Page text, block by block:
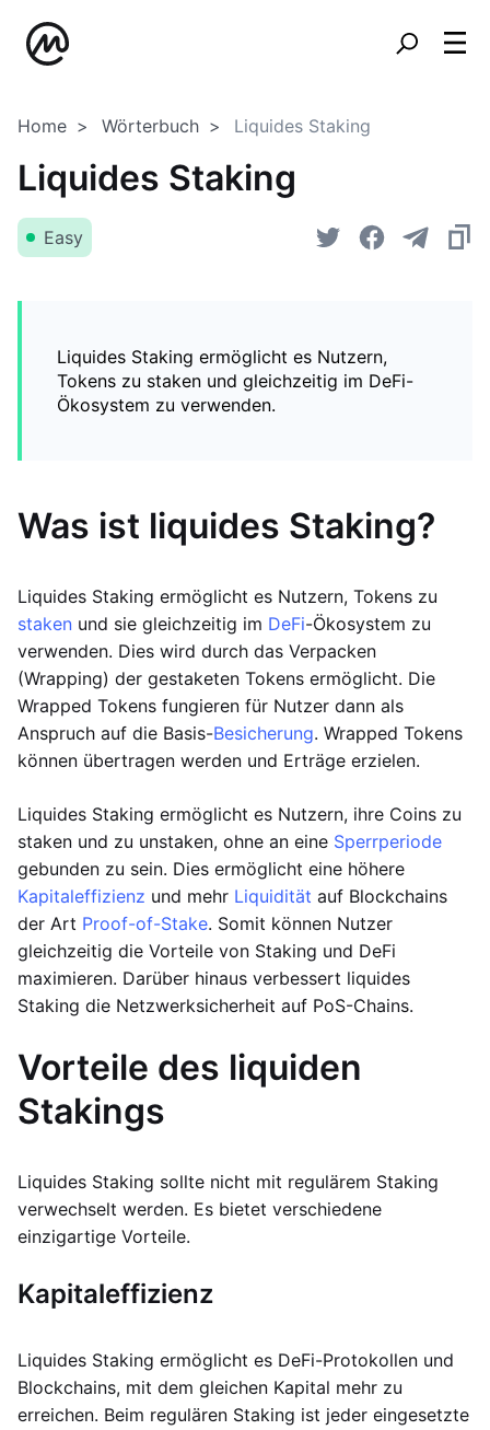
Home Wörterbuch Liquides Staking
Liquides Staking
Easy
Liquides Staking ermöglicht es Nutzern,
Tokens zu staken und gleichzeitig im DeFi-
Ökosystem zu verwenden.
Was ist liquides Staking?
Liquides Staking ermöglicht es Nutzern, Tokens zu
staken und sie gleichzeitig im DeFi-Ökosystem zu
verwenden. Dies wird durch das Verpacken
(Wrapping) der gestaketen Tokens ermöglicht. Die
Wrapped Tokens fungieren für Nutzer dann als
Anspruch auf die Basis-Besicherung. Wrapped Tokens
können übertragen werden und Erträge erzielen.
Liquides Staking ermöglicht es Nutzern, ihre Coins zu
staken und zu unstaken, ohne an eine Sperrperiode
gebunden zu sein. Dies ermöglicht eine höhere
Kapitaleffizienz und mehr Liquidität auf Blockchains
der Art Proof-of-Stake. Somit können Nutzer
gleichzeitig die Vorteile von Staking und DeFi
maximieren. Darüber hinaus verbessert liquides
Staking die Netzwerksicherheit auf PoS-Chains.
Vorteile des liquiden
Stakings
Liquides Staking sollte nicht mit regulärem Staking
verwechselt werden. Es bietet verschiedene
einzigartige Vorteile.
Kapitaleffizienz
Liquides Staking ermöglicht es DeFi-Protokollen und
Blockchains, mit dem gleichen Kapital mehr zu
erreichen. Beim regulären Staking ist jeder eingesetzte